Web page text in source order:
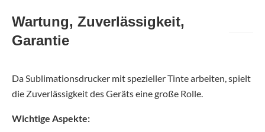
Wartung, Zuverlässigkeit,
Garantie
Da Sublimationsdrucker mit spezieller Tinte arbeiten, spielt
die Zuverlässigkeit des Geräts eine große Rolle.
Wichtige Aspekte: